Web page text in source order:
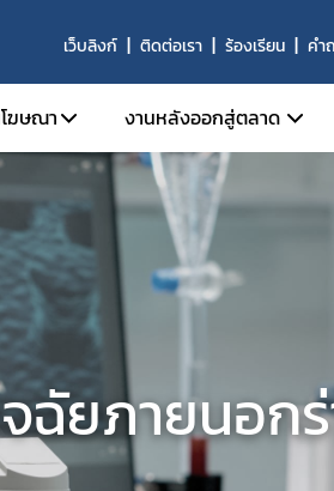
เว็บลิงก์ ติดต่อเรา ร้องเรียน คำ
แพทย์
ย์
ไป (General Medical Device)
กำลัง (Active Medical Device)
หรับวินิจฉัยภายนอกร่างกาย (IVD
แจ้ง (Listing Medical Device)
ฆษณา
ข้อมูลเบื้องต้นและกฎหมายที่เกี่ยวข้อง
โฆษณาต่อประชาชนทั่วไป
โฆษณาต่อผู้ประกอบวิชาชีพทางการแพทย์
งานหลังออกสู่ตลาด
บทบาทหน้าที่กลุ่มกำกั
หน้าที่ของผู้ประกอบก
ผลิตภัณฑ์ที่ถูกยกเลิก/
ข้อมูลด้านความปลอด
รายงานการผลิต นำเข้
ฉัยภายนอก